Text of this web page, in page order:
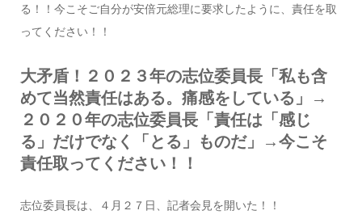
る！！今こそご自分が安倍元総理に要求したように、責任を取
ってください！！
大矛盾！２０２３年の志位委員長「私も含
めて当然責任はある。痛感をしている」→
２０２０年の志位委員長「責任は「感じ
る」だけでなく「とる」ものだ」→今こそ
責任取ってください！！
志位委員長は、４月２７日、記者会見を開いた！！